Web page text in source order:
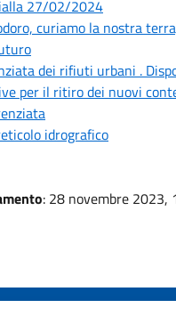
27/02/2024
curiamo la nostra
dei rifiuti urbani .
per il ritiro dei nuovi
idrografico
: 28 novembre 2023,